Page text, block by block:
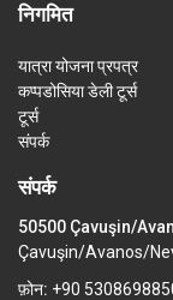
निगमित
यात्रा योजना प्रपत्र
कप्पडोसिया डेली टूर्स
टूर्स
संपर्क
संपर्क
50500 Çavuşin/
Çavuşin/Avanos/
फ़ोन: +90